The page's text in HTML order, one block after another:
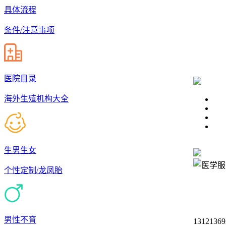
具体流程
条件/注意事项
医院目录
海外生殖机构大全
生男生女
个性定制/龙凤胎
男性不育